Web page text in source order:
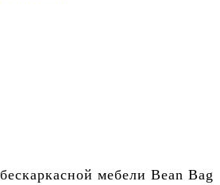
мебели Bean Bag